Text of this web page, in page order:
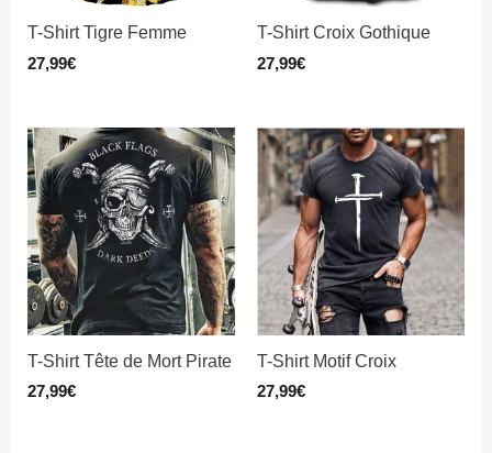
T-Shirt Tigre Femme
27,99€
T-Shirt Croix Gothique
27,99€
T-Shirt Tête de Mort Pirate
27,99€
T-Shirt Motif Croix
27,99€